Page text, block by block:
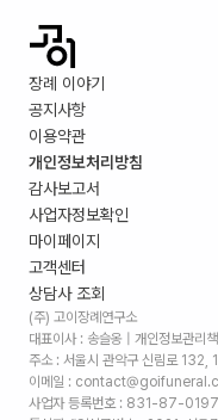
장례 이야기
공지사항
이용약관
개인정보처리방침
감사보고서
사업자정보확인
마이페이지
고객센터
상담사 조회
(주) 고이장례연구소
대표이사 : 송슬옹 | 개인정보관리
주소 : 서울시 관악구 신림로 132,
이메일 :
사업자 등록번호 : 831-87-